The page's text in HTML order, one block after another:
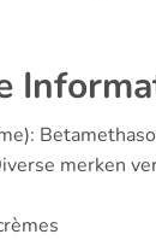
merken